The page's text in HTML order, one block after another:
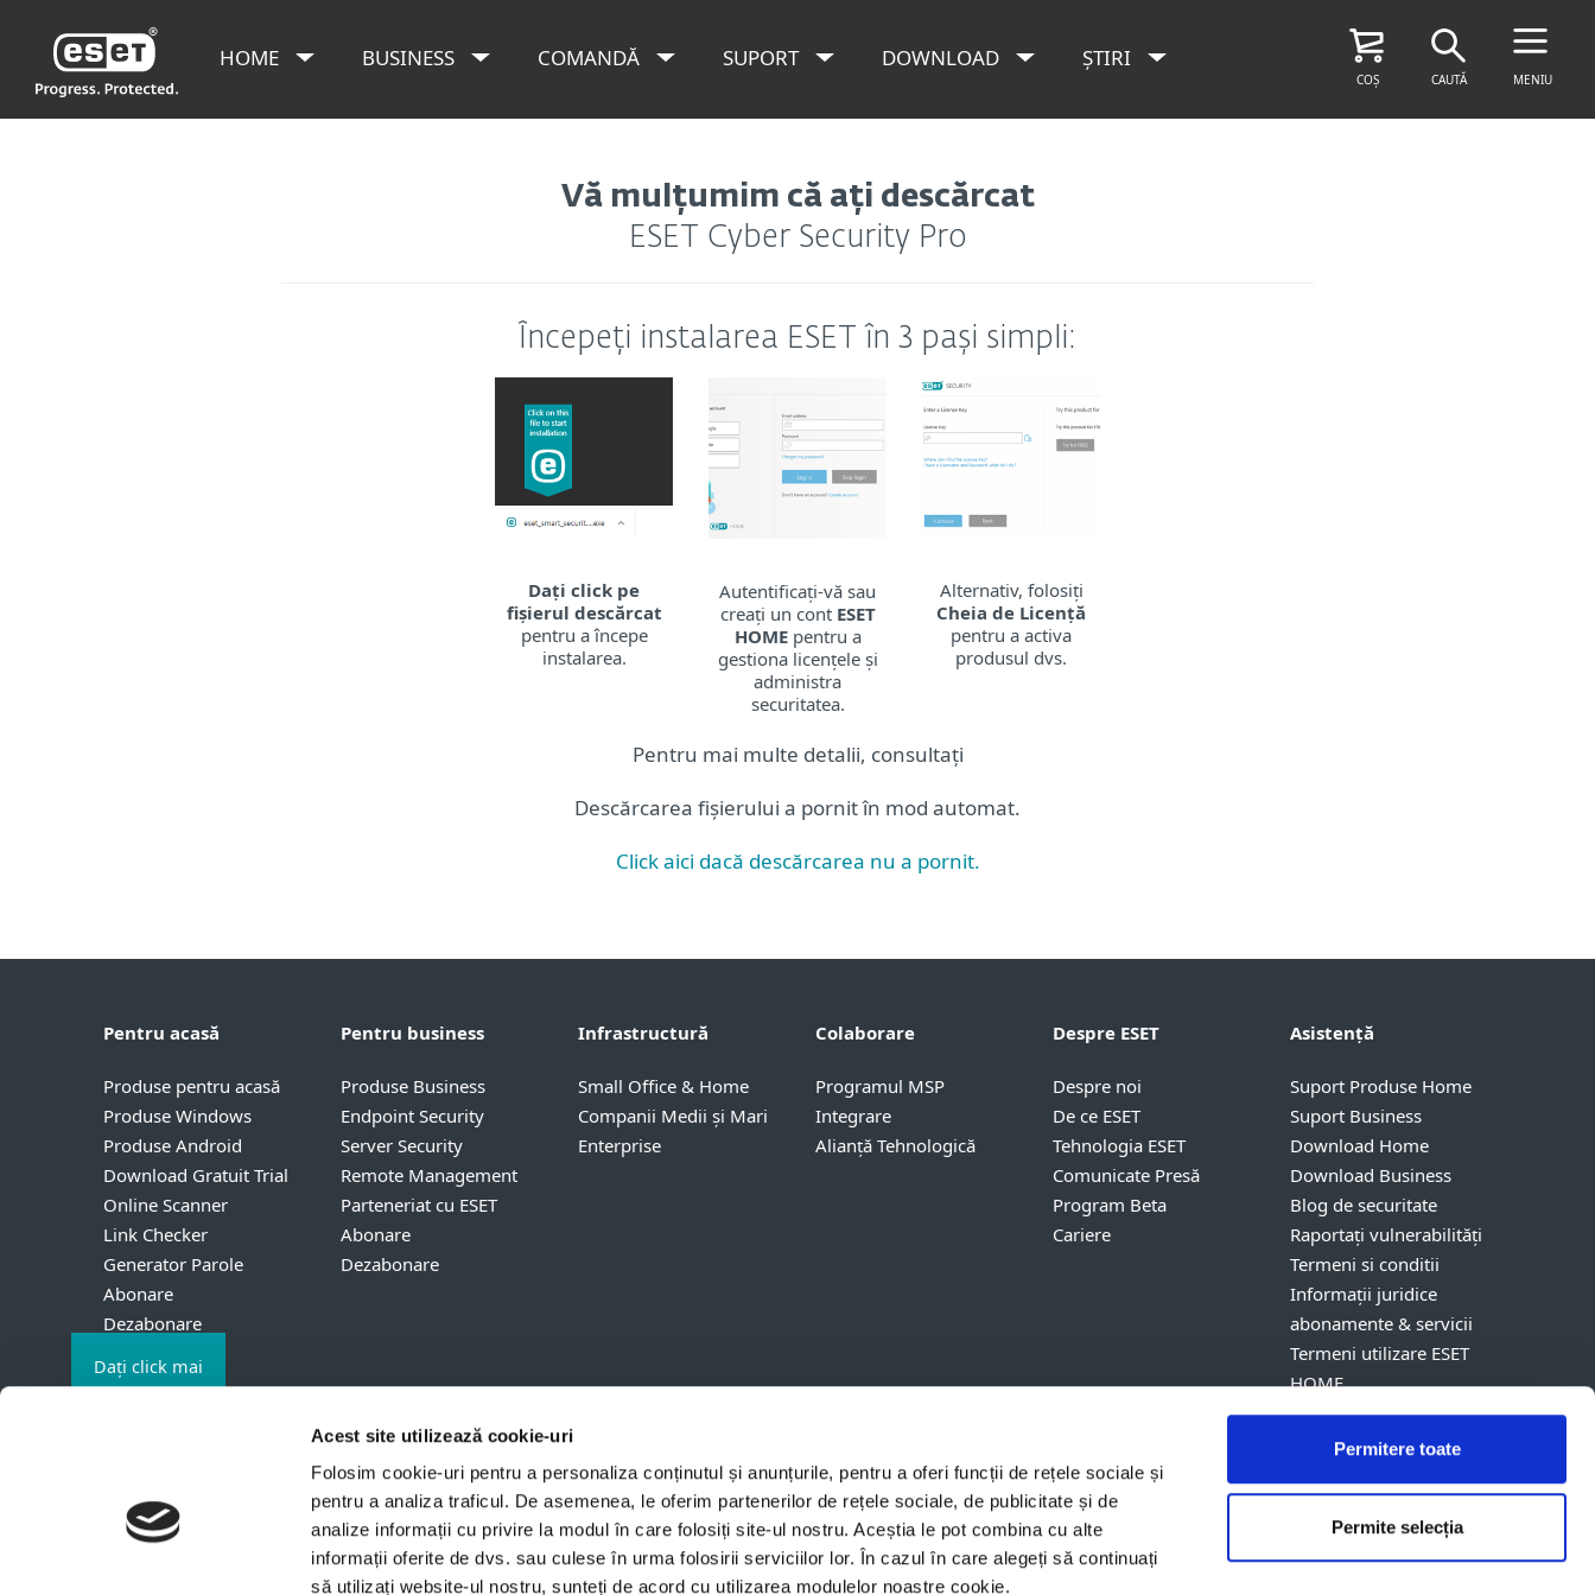
Acest site utilizează cookie-uri
Folosim cookie-uri pentru a personaliza conținutul și anunțurile, pentru a oferi funcții de rețele sociale și
pentru a analiza traficul. De asemenea, le oferim partenerilor de rețele sociale, de publicitate și de
analize informații cu privire la modul în care folosiți site-ul nostru. Aceștia le pot combina cu alte
informații oferite de dvs. sau culese în urma folosirii serviciilor lor. În cazul în care alegeți să continuați
să utilizați website-ul nostru, sunteți de acord cu utilizarea modulelor noastre cookie.
Permitere toate
Permite selecția
HOME BUSINESS COMANDĂ SUPORT DOWNLOAD ȘTIRI
COȘ CAUTĂ MENIU
Vă mulțumim că ați descărcat
ESET Cyber Security Pro
Începeți instalarea ESET în 3 pași simpli:
Dați click pe
fișierul descărcat
pentru a începe
instalarea.
Autentificați-vă sau
creați un cont ESET
HOMEpentru a
gestiona licențele și
administra
securitatea.
Alternativ, folosiți
Cheia de Licență
pentru a activa
produsul dvs.
Pentru mai multe detalii, consultați
Descărcarea fișierului a pornit în mod automat.
Click aici dacă descărcarea nu a pornit.
Dați click mai
Pentru acasă
Produse pentru acasă
Produse Windows
Produse Android
Download Gratuit Trial
Online Scanner
Link Checker
Generator Parole
Abonare
Dezabonare
Pentru business
Produse Business
Endpoint Security
Server Security
Remote Management
Parteneriat cu ESET
Abonare
Dezabonare
Infrastructură
Small Office & Home
Companii Medii și Mari
Enterprise
Colaborare
Programul MSP
Integrare
Alianță Tehnologică
Despre ESET
Despre noi
De ce ESET
Tehnologia ESET
Comunicate Presă
Program Beta
Cariere
Asistență
Suport Produse Home
Suport Business
Download Home
Download Business
Blog de securitate
Raportați vulnerabilități
Termeni si conditii
Informații juridice
abonamente & servicii
Termeni utilizare ESET
HOME
Contact Confidențialitate Informații juridice Date Personale Sitemap
© 1992 - 2026 ESET, spol. s r.o. - Toate drepturile rezervate. Mărcile folosite sunt mărci sau mărci înregistrate ale ESET, spol. s r.o.
sau ESET America de Nord. Toate celelalte nume sau branduri sunt mărci înregistrate ale companiilor respective.